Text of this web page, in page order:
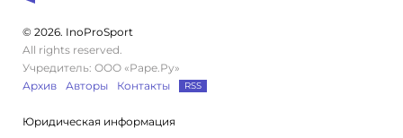
© 2026. InoProSport
All rights reserved.
Учредитель: ООО «Раре.Ру»
Архив
Авторы Контакты RSS
Юридическая информация